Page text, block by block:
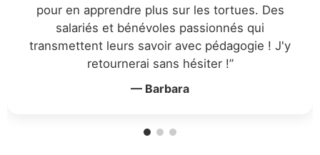
— Adeline Bauvois